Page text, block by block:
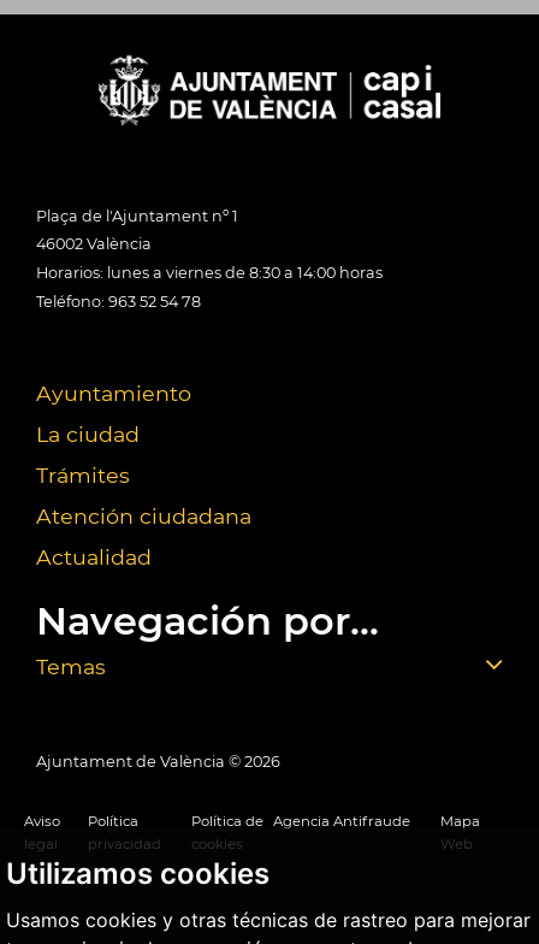
Utilizamos cookies
Usamos cookies y otras técnicas de rastreo para mejorar
Plaça de l'Ajuntament nº 1
46002 València
Horarios: lunes a viernes de 8:30 a 14:00 horas
Teléfono: 963 52 54 78
Ayuntamiento
La ciudad
Trámites
Atención ciudadana
Actualidad
Navegación por...
Temas
Ajuntament de València © 2026
Aviso
legal
Política
privacidad
Política de
cookies
Agencia Antifraude
Mapa
Web